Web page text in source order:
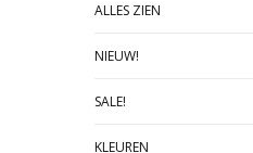
ALLES ZIEN
NIEUW!
SALE!
KLEUREN